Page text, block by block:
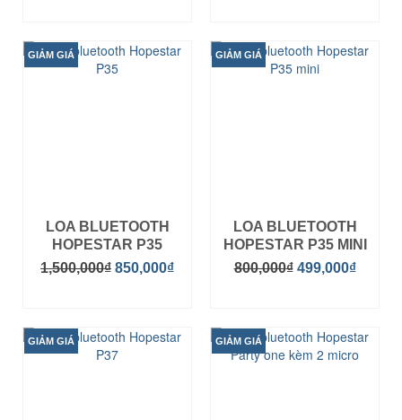
GIẢM GIÁ
LOA BLUETOOTH
HOPESTAR P35
1,500,000₫ 850,000₫
GIẢM GIÁ
LOA BLUETOOTH
HOPESTAR P35 MINI
800,000₫ 499,000₫
GIẢM GIÁ GIẢM GIÁ